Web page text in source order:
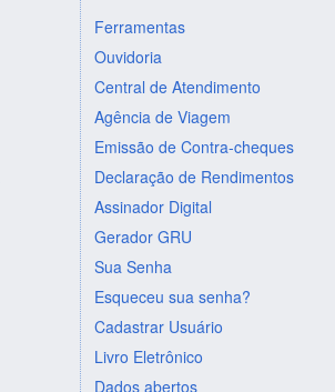
Ferramentas
Ouvidoria
Central de Atendimento
Agência de Viagem
Emissão de Contra-cheques
Declaração de Rendimentos
Assinador Digital
Gerador GRU
Sua Senha
Esqueceu sua senha?
Cadastrar Usuário
Livro Eletrônico
Dados abertos